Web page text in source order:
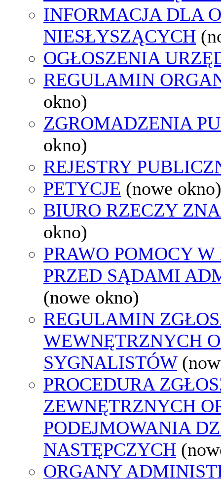
INFORMACJA DLA
NIESŁYSZĄCYCH
OGŁOSZENIA
REGULAMIN
okno)
ZGROMADZENIA
okno)
REJESTRY
PETYCJE (nowe okno)
BIURO RZECZY
okno)
PRAWO POMOCY
PRZED SĄDAMI
(nowe okno)
REGULAMIN
WEWNĘTRZNYCH
SYGNALISTÓW
PROCEDURA
ZEWNĘTRZNYCH
PODEJMOWANIA
NASTĘPCZYCH
ORGANY